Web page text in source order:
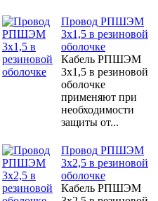
Провод РПШЭМ
3x1,5 в резиновой
оболочке
Кабель РПШЭМ
3x1,5 в резиновой
оболочке
применяют при
необходимости
защиты от...
Провод РПШЭМ
3x2,5 в резиновой
оболочке
Кабель РПШЭМ